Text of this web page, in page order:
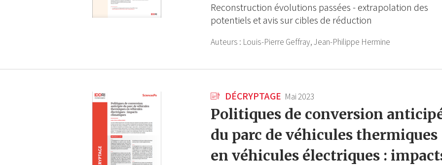
Reconstruction évolutions passées - extrapolation des
potentiels et avis sur cibles de réduction
Auteurs : Louis-Pierre Geffray,Jean-Philippe Hermine
DÉCRYPTAGE Mai 2023
Politiques de conversion
du parc de véhicules thermiques
en véhicules électriques :